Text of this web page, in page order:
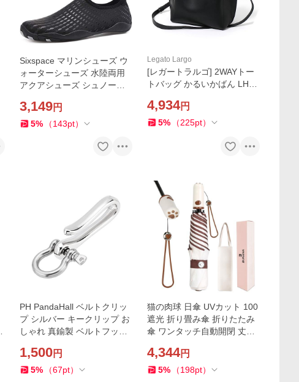
Sixspace マリンシューズ ウ
ォーターシューズ 水陸両用
アクアシューズ シュノーケ
通気 ヨガ サーフィン
3,149円
5% （143pt）
Legato Largo
[レガートラルゴ] 2WAYトー
トバッグ かるいかばん LH-P
4,934円
5% （225pt）
PH PandaHall ベルトクリッ
プ シルバー キークリップ お
しゃれ 真鍮製 ベルトフック
ー 釣り針型 家
1,500円
5% （67pt）
猫の肉球 日傘 UVカット 100
遮光 折り畳み傘 折りたたみ
傘 ワンタッチ自動開閉 丈夫
耐風撥水 晴雨兼用
4,344円
5% （198pt）